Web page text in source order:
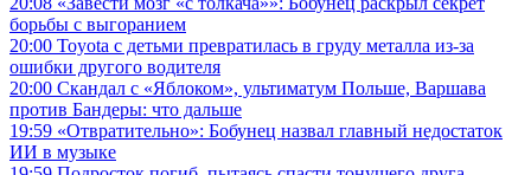
борьбы с выгоранием
20:00 Toyota с детьми превратилась в груду металла из-за
ошибки другого водителя
20:00 Скандал с «Яблоком», ультиматум Польше, Варшава
против Бандеры: что дальше
19:59 «Отвратительно»: Бобунец назвал главный недостаток
ИИ в музыке